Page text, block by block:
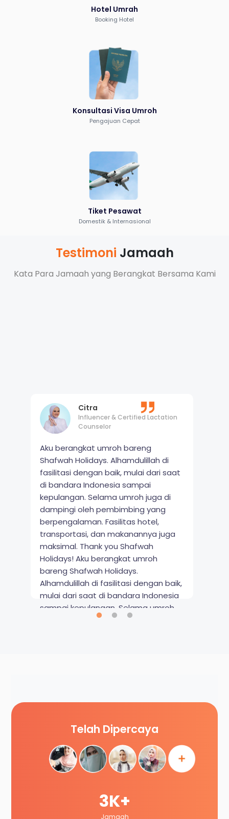
Hotel Umrah
Booking Hotel
Konsultasi Visa Umroh
Pengajuan Cepat
Tiket Pesawat
Domestik & Internasional
GaleriFoto
Testimoni Jamaah
Kata Para Jamaah yang Berangkat Bersama Kami
Citra
Influencer & Certified Lactation
Counselor
Aku berangkat umroh bareng
Shafwah Holidays. Alhamdulillah di
fasilitasi dengan baik, mulai dari saat
di bandara Indonesia sampai
kepulangan. Selama umroh juga di
dampingi oleh pembimbing yang
berpengalaman. Fasilitas hotel,
transportasi, dan makanannya juga
maksimal. Thank you Shafwah
Holidays! Aku berangkat umroh
bareng Shafwah Holidays.
Alhamdulillah di fasilitasi dengan baik,
mulai dari saat di bandara Indonesia
sampai kepulangan. Selama umroh
juga di dampingi oleh pembimbing
Telah Dipercaya
3K+
Jamaah